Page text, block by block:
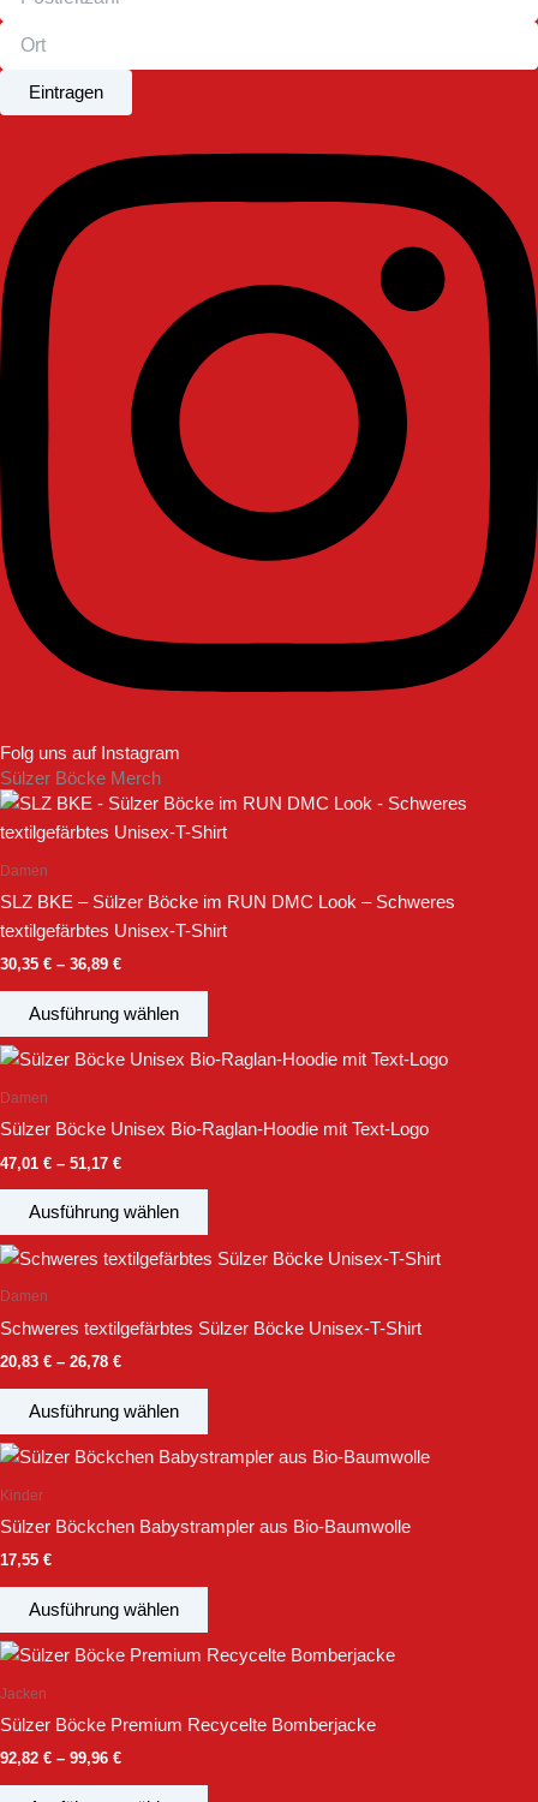
Eintragen
Folg uns auf Instagram
Sülzer Böcke Merch
Damen
SLZ BKE – Sülzer Böcke im RUN DMC Look – Schweres
textilgefärbtes Unisex-T-Shirt
30,35 € – 36,89 €
Preisspanne:
bis
Ausführung wählen
Dieses
Produkt
Die
Optionen
können
auf
der
Produktseite
werden
Damen
Sülzer Böcke Unisex Bio-Raglan-Hoodie mit Text-Logo
47,01 € – 51,17 €
Preisspanne:
Ausführung wählen
Dieses
Produkt
Varianten
Die
Optionen
können
auf
Produktseite
gewählt
werden
Damen
Schweres textilgefärbtes Sülzer Böcke Unisex-T-Shirt
20,83 € – 26,78 €
Preisspanne:
20,83 €
Ausführung wählen
Dieses
Produkt
Varianten
Die
Optionen
können
auf
gewählt
werden
Kinder
Sülzer Böckchen Babystrampler aus Bio-Baumwolle
17,55 €
Ausführung wählen
Dieses
Varianten
Die
Optionen
können
auf
Jacken
Sülzer Böcke Premium Recycelte Bomberjacke
92,82 € – 99,96 €
Preisspanne:
Dieses
Varianten